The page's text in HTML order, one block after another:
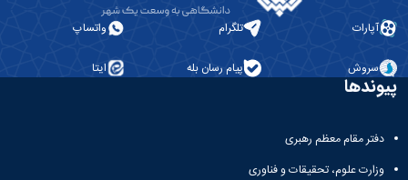
آپارات تلگرام واتساپ
سروش پیام رسان بله ایتا
پیوندها
دفتر مقام معظم رهبری
وزارت علوم، تحقیقات و فناوری